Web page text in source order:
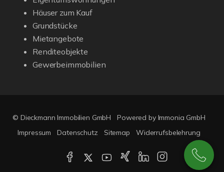
Häuser zum Kauf
Grundstücke
Mietangebote
Renditeobjekte
Gewerbeimmobilien
© Dieckmann Immobilien GmbH
Powered by Immonia GmbH
Impressum
Datenschutz Sitemap Widerrufsbelehrung